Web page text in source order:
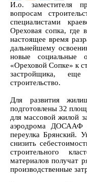
И.о. заместителя
вопросам
специалистами
Ореховая сопка, где
настоящее время
дальнейшему
новые
«Ореховой Сопке» к
застройщика,
строительство.
Для развития
подготовлены 32
для массовой жилой
аэродрома ДОСААФ
переулка Брянский.
снизить
строительного
материалов получат
производственные